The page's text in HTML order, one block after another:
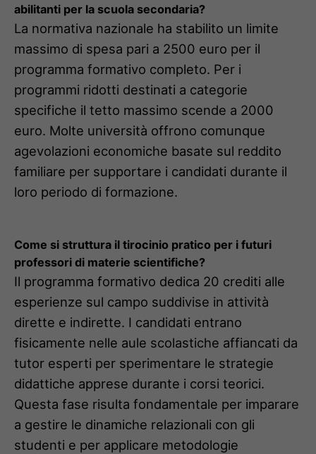
abilitanti per la scuola secondaria?
La normativa nazionale ha stabilito un limite
massimo di spesa pari a 2500 euro per il
programma formativo completo. Per i
programmi ridotti destinati a categorie
specifiche il tetto massimo scende a 2000
euro. Molte università offrono comunque
agevolazioni economiche basate sul reddito
familiare per supportare i candidati durante il
loro periodo di formazione.
Come si struttura il tirocinio pratico per i futuri
professori di materie scientifiche?
Il programma formativo dedica 20 crediti alle
esperienze sul campo suddivise in attività
dirette e indirette. I candidati entrano
fisicamente nelle aule scolastiche affiancati da
tutor esperti per sperimentare le strategie
didattiche apprese durante i corsi teorici.
Questa fase risulta fondamentale per imparare
a gestire le dinamiche relazionali con gli
studenti e per applicare metodologie